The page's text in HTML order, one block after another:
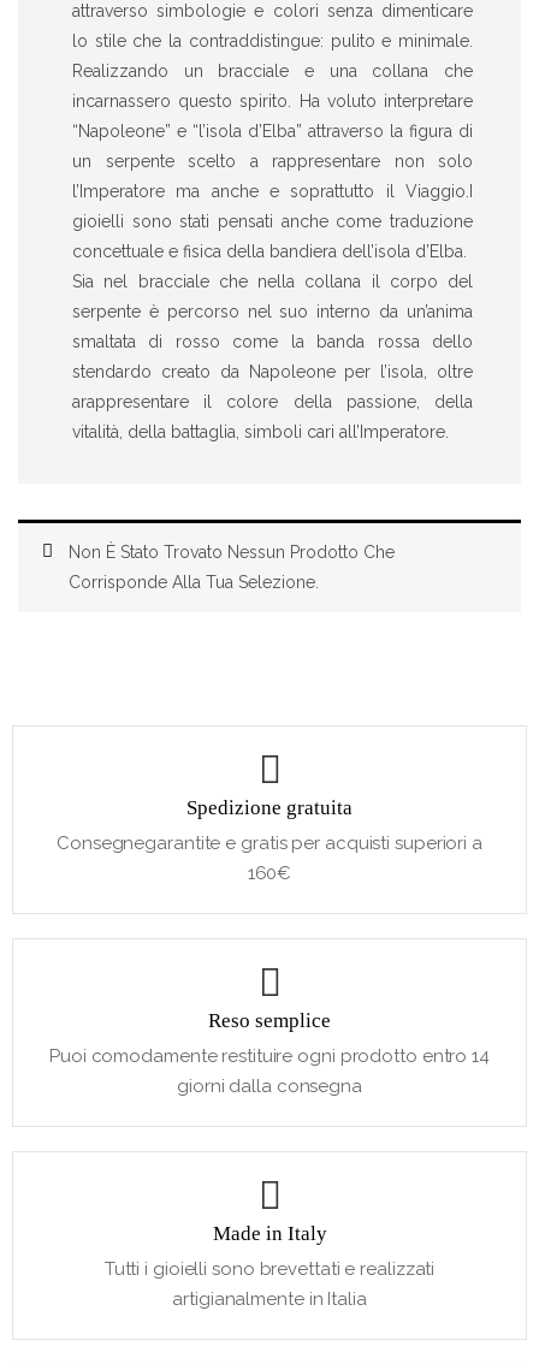
attraverso simbologie e colori senza dimenticare
lo stile che la contraddistingue: pulito e minimale.
Realizzando un bracciale e una collana che
incarnassero questo spirito. Ha voluto interpretare
“Napoleone” e “l’isola d’Elba” attraverso la figura di
un serpente scelto a rappresentare non solo
l’Imperatore ma anche e soprattutto il Viaggio.I
gioielli sono stati pensati anche come traduzione
concettuale e fisica della bandiera dell’isola d’Elba.
Sia nel bracciale che nella collana il corpo del
serpente è percorso nel suo interno da un’anima
smaltata di rosso come la banda rossa dello
stendardo creato da Napoleone per l’isola, oltre
arappresentare il colore della passione, della
vitalità, della battaglia, simboli cari all’Imperatore.
Non È Stato Trovato Nessun Prodotto Che
Corrisponde Alla Tua Selezione.
Spedizione gratuita
Consegnegarantite e gratis per acquisti superiori a
160€
Reso semplice
Puoi comodamente restituire ogni prodotto entro 14
giorni dalla consegna
Made in Italy
Tutti i gioielli sono brevettati e realizzati
artigianalmente in Italia